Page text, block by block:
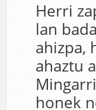
Herri
lan
ahizpa,
ahaztu
honek